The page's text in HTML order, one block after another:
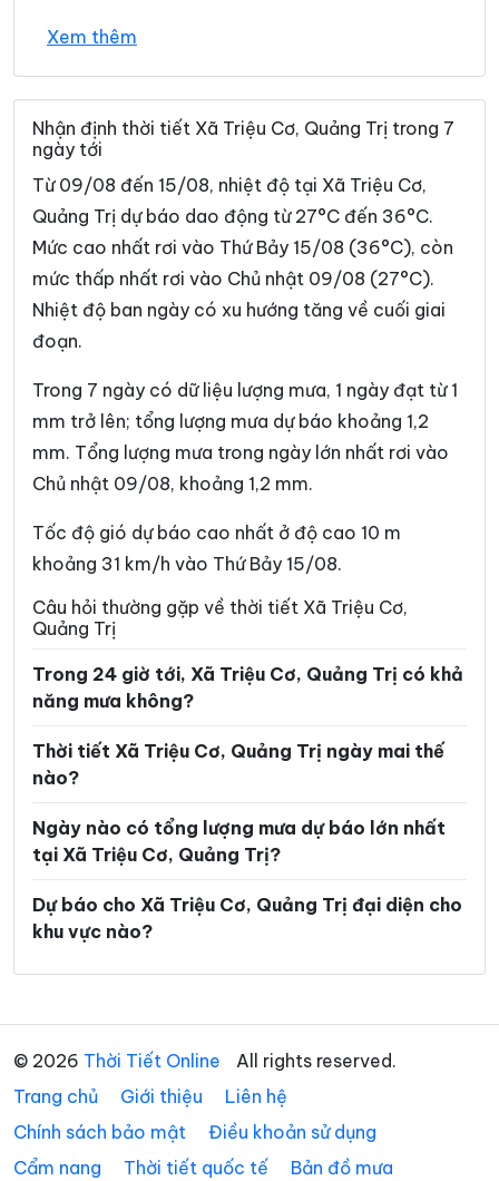
Xã Đồng Lê
Xã Gio Linh Xã Hiếu Giang
Xã Hòa Trạch Xã Hoàn Lão
Xã Hướng Hiệp
Xã Hướng Phùng Xã Khe Sanh
Xã Kim Điền Xã Kim Ngân
Xã Kim Phú Xã La Lay
Xã Lao Bảo
Xã Lệ Thủy
Xã Mỹ Thủy Xã Nam Ba Đồn
Xã Nam Cửa Việt Xã Nam Gianh
Xã Ninh Châu Xã Phong Nha
Xã Phú Trạch Xã Quảng Trạch
Xã Sen Ngư
Xã Tân Gianh Xã Tân Lập
Xã Thượng Trạch Xã Triệu Bình
Xã Triệu Phong
Xã Tuyên Bình Xã Tuyên Hóa
Xã Tuyên Lâm Xã Tuyên Phú
Xã Tuyên Sơn
Xem thêm
Nhận định thời tiết Xã Triệu Cơ, Quảng Trị trong 7
ngày tới
Từ 09/08 đến 15/08, nhiệt độ tại Xã Triệu Cơ,
Quảng Trị dự báo dao động từ 27°C đến 36°C.
Mức cao nhất rơi vào Thứ Bảy 15/08 (36°C), còn
mức thấp nhất rơi vào Chủ nhật 09/08 (27°C).
Nhiệt độ ban ngày có xu hướng tăng về cuối giai
đoạn.
Trong 7 ngày có dữ liệu lượng mưa, 1 ngày đạt từ 1
mm trở lên; tổng lượng mưa dự báo khoảng 1,2
mm. Tổng lượng mưa trong ngày lớn nhất rơi vào
Chủ nhật 09/08, khoảng 1,2 mm.
Tốc độ gió dự báo cao nhất ở độ cao 10 m
khoảng 31 km/h vào Thứ Bảy 15/08.
Câu hỏi thường gặp về thời tiết Xã Triệu Cơ,
Quảng Trị
Trong 24 giờ tới, Xã Triệu Cơ, Quảng Trị có khả
năng mưa không?
Thời tiết Xã Triệu Cơ, Quảng Trị ngày mai thế
nào?
Ngày nào có tổng lượng mưa dự báo lớn nhất
tại Xã Triệu Cơ, Quảng Trị?
Dự báo cho Xã Triệu Cơ, Quảng Trị đại diện cho
khu vực nào?
© 2026 Thời Tiết Online
All rights reserved.
Trang chủ
Giới thiệu
Liên hệ
Chính sách bảo mật
Điều khoản sử dụng
Cẩm nang
Thời tiết quốc tế Bản đồ mưa